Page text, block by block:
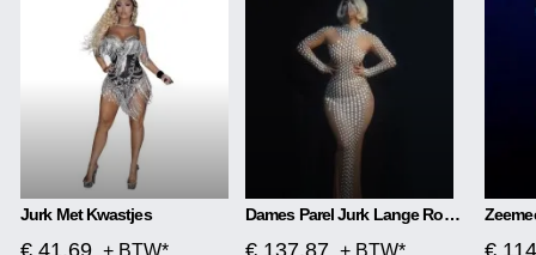
Jurk Met Kwastjes
€ 41.69 + BTW*
Dames Parel Jurk Lange Rok Strak
€ 137.87 + BTW* €